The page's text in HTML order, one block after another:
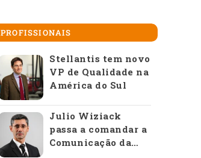
PROFISSIONAIS
Stellantis tem novo
VP de Qualidade na
América do Sul
Julio Wiziack
passa a comandar a
Comunicação da